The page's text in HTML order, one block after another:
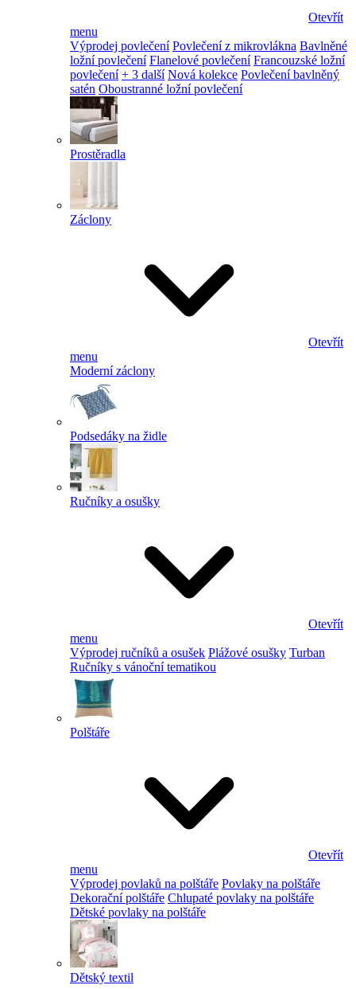
Otevřít
menu
Výprodej povlečení Povlečení z mikrovlákna Bavlněné
ložní povlečení Flanelové povlečení Francouzské ložní
povlečení + 3 další Nová kolekce Povlečení bavlněný
satén Oboustranné ložní povlečení
Prostěradla
Záclony
Otevřít
menu
Moderní záclony
Podsedáky na židle
Ručníky a osušky
Otevřít
menu
Výprodej ručníků a osušek Plážové osušky Turban
Ručníky s vánoční tematikou
Polštáře
Otevřít
menu
Výprodej povlaků na polštáře Povlaky na polštáře
Dekorační polštáře Chlupaté povlaky na polštáře
Dětské povlaky na polštáře
Dětský textil